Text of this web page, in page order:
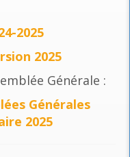
2025
2025
Générale :
Générales
2025